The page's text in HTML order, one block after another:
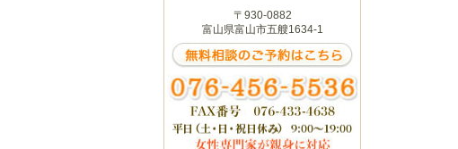
〒930-0882
富山県富山市五艘1634-1